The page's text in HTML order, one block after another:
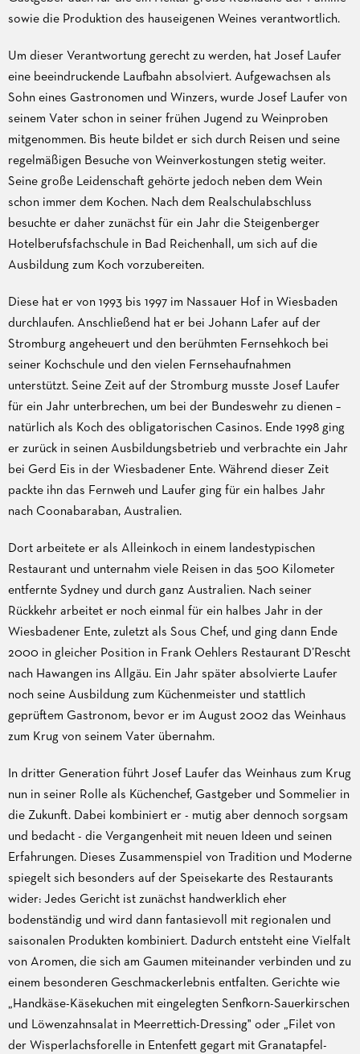
sowie die Produktion des hauseigenen Weines verantwortlich.
Um dieser Verantwortung gerecht zu werden, hat Josef Laufer
eine beeindruckende Laufbahn absolviert. Aufgewachsen als
Sohn eines Gastronomen und Winzers, wurde Josef Laufer von
seinem Vater schon in seiner frühen Jugend zu Weinproben
mitgenommen. Bis heute bildet er sich durch Reisen und seine
regelmäßigen Besuche von Weinverkostungen stetig weiter.
Seine große Leidenschaft gehörte jedoch neben dem Wein
schon immer dem Kochen. Nach dem Realschulabschluss
besuchte er daher zunächst für ein Jahr die Steigenberger
Hotelberufsfachschule in Bad Reichenhall, um sich auf die
Ausbildung zum Koch vorzubereiten.
Diese hat er von 1993 bis 1997 im Nassauer Hof in Wiesbaden
durchlaufen. Anschließend hat er bei Johann Lafer auf der
Stromburg angeheuert und den berühmten Fernsehkoch bei
seiner Kochschule und den vielen Fernsehaufnahmen
unterstützt. Seine Zeit auf der Stromburg musste Josef Laufer
für ein Jahr unterbrechen, um bei der Bundeswehr zu dienen –
natürlich als Koch des obligatorischen Casinos. Ende 1998 ging
er zurück in seinen Ausbildungsbetrieb und verbrachte ein Jahr
bei Gerd Eis in der Wiesbadener Ente. Während dieser Zeit
packte ihn das Fernweh und Laufer ging für ein halbes Jahr
nach Coonabaraban, Australien.
Dort arbeitete er als Alleinkoch in einem landestypischen
Restaurant und unternahm viele Reisen in das 500 Kilometer
entfernte Sydney und durch ganz Australien. Nach seiner
Rückkehr arbeitet er noch einmal für ein halbes Jahr in der
Wiesbadener Ente, zuletzt als Sous Chef, und ging dann Ende
2000 in gleicher Position in Frank Oehlers Restaurant D’Rescht
nach Hawangen ins Allgäu. Ein Jahr später absolvierte Laufer
noch seine Ausbildung zum Küchenmeister und stattlich
geprüftem Gastronom, bevor er im August 2002 das Weinhaus
zum Krug von seinem Vater übernahm.
In dritter Generation führt Josef Laufer das Weinhaus zum Krug
nun in seiner Rolle als Küchenchef, Gastgeber und Sommelier in
die Zukunft. Dabei kombiniert er - mutig aber dennoch sorgsam
und bedacht - die Vergangenheit mit neuen Ideen und seinen
Erfahrungen. Dieses Zusammenspiel von Tradition und Moderne
spiegelt sich besonders auf der Speisekarte des Restaurants
wider: Jedes Gericht ist zunächst handwerklich eher
bodenständig und wird dann fantasievoll mit regionalen und
saisonalen Produkten kombiniert. Dadurch entsteht eine Vielfalt
von Aromen, die sich am Gaumen miteinander verbinden und zu
einem besonderen Geschmackerlebnis entfalten. Gerichte wie
„Handkäse-Käsekuchen mit eingelegten Senfkorn-Sauerkirschen
und Löwenzahnsalat in Meerrettich-Dressing" oder „Filet von
der Wisperlachsforelle in Entenfett gegart mit Granatapfel-